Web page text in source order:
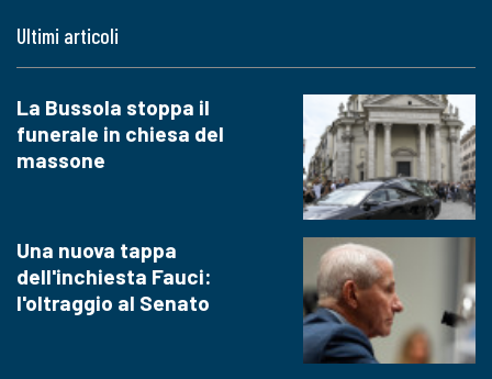
Ultimi articoli
La Bussola stoppa il
funerale in chiesa del
massone
Una nuova tappa
dell'inchiesta Fauci:
l'oltraggio al Senato